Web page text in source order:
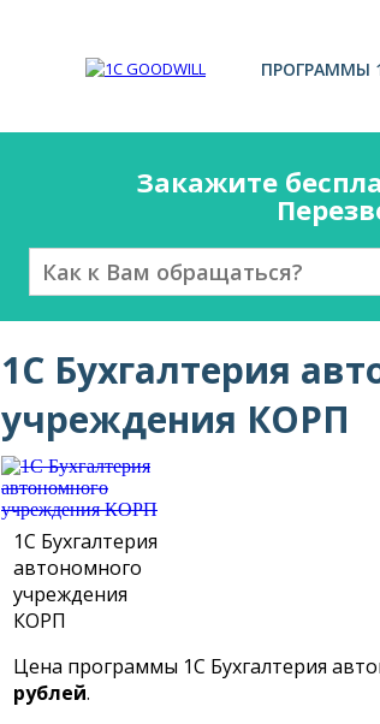
ПРОГРАММЫ
Закажите
1С Бухгалтерия
учреждения КОРП
1С Бухгалтерия
автономного
учреждения
КОРП
Цена программы 1С Бухгалтерия
рублей.